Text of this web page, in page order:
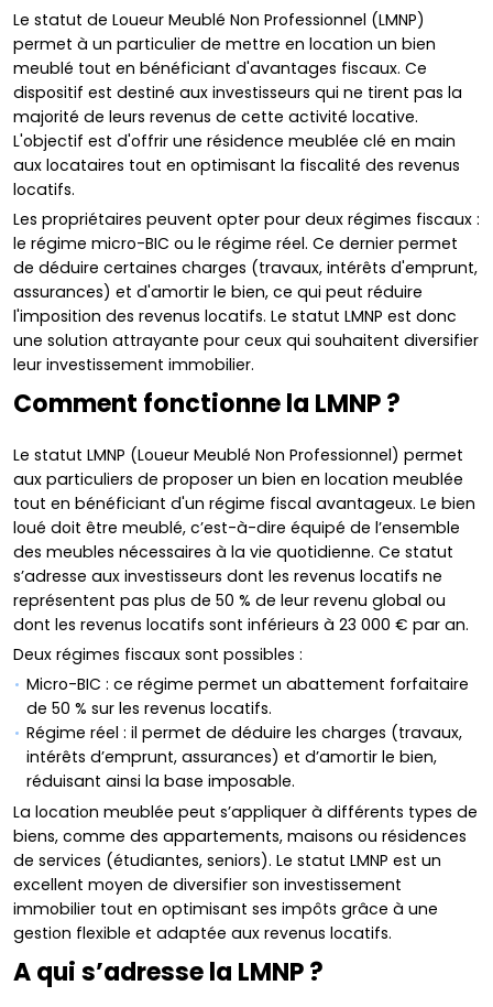
Le statut de Loueur Meublé Non Professionnel (LMNP)
permet à un particulier de mettre en location un bien
meublé tout en bénéficiant d'avantages fiscaux. Ce
dispositif est destiné aux investisseurs qui ne tirent pas la
majorité de leurs revenus de cette activité locative.
L'objectif est d'offrir une résidence meublée clé en main
aux locataires tout en optimisant la fiscalité des revenus
locatifs.
Les propriétaires peuvent opter pour deux régimes fiscaux :
le régime micro-BIC ou le régime réel. Ce dernier permet
de déduire certaines charges (travaux, intérêts d'emprunt,
assurances) et d'amortir le bien, ce qui peut réduire
l'imposition des revenus locatifs. Le statut LMNP est donc
une solution attrayante pour ceux qui souhaitent diversifier
leur investissement immobilier.
Comment fonctionne la LMNP ?
Le statut LMNP (Loueur Meublé Non Professionnel) permet
aux particuliers de proposer un bien en location meublée
tout en bénéficiant d'un régime fiscal avantageux. Le bien
loué doit être meublé, c’est-à-dire équipé de l’ensemble
des meubles nécessaires à la vie quotidienne. Ce statut
s’adresse aux investisseurs dont les revenus locatifs ne
représentent pas plus de 50 % de leur revenu global ou
dont les revenus locatifs sont inférieurs à 23 000 € par an.
Deux régimes fiscaux sont possibles :
Micro-BIC : ce régime permet un abattement forfaitaire
de 50 % sur les revenus locatifs.
Régime réel : il permet de déduire les charges (travaux,
intérêts d’emprunt, assurances) et d’amortir le bien,
réduisant ainsi la base imposable.
La location meublée peut s’appliquer à différents types de
biens, comme des appartements, maisons ou résidences
de services (étudiantes, seniors). Le statut LMNP est un
excellent moyen de diversifier son investissement
immobilier tout en optimisant ses impôts grâce à une
gestion flexible et adaptée aux revenus locatifs.
A qui s’adresse la LMNP ?